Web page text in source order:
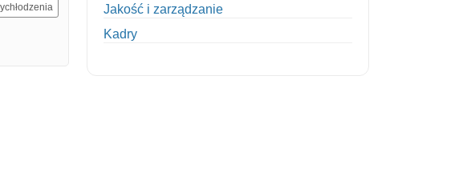
Jakość i zarządzanie
Kadry